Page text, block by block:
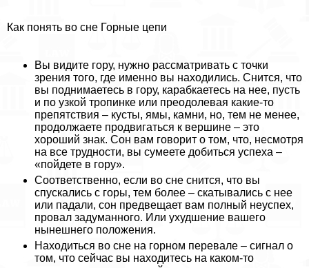
Как понять во сне Горные цепи
Вы видите гору, нужно рассматривать с точки
зрения того, где именно вы находились. Снится, что
вы поднимаетесь в гору, карабкаетесь на нее, пусть
и по узкой тропинке или преодолевая какие-то
препятствия – кусты, ямы, камни, но, тем не менее,
продолжаете продвигаться к вершине – это
хороший знак. Сон вам говорит о том, что, несмотря
на все трудности, вы сумеете добиться успеха –
«пойдете в гору».
Соответственно, если во сне снится, что вы
спускались с горы, тем более – скатывались с нее
или падали, сон предвещает вам полный неуспех,
провал задуманного. Или ухудшение вашего
нынешнего положения.
Находиться во сне на горном перевале – сигнал о
том, что сейчас вы находитесь на каком-то